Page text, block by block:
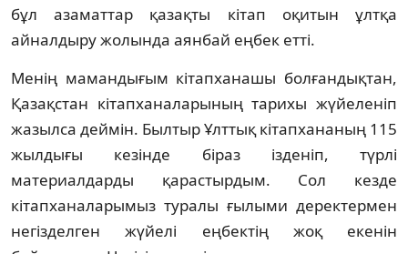
бұл азаматтар қазақты кітап оқи­тын ұлтқа
айналдыру жолында аянбай ең­бек етті.
Менің мамандығым кітапханашы бол­ған­дықтан,
Қазақстан кітапханаларының тари­хы жүйеленіп
жазылса деймін. Былтыр Ұлт­тық кітапхананың 115
жылдығы кезінде біраз ізденіп, түрлі
материалдарды қарас­тыр­дым. Сол кезде
кітапханаларымыз тура­лы ғылыми деректермен
негізделген жүйелі еңбектің жоқ екенін